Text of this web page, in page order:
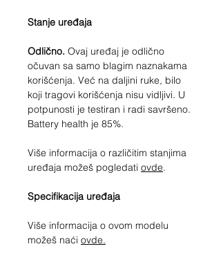
Stanje uređaja
Odlično. Ovaj uređaj je odlično
očuvan sa samo blagim naznakama
korišćenja. Već na daljini ruke, bilo
koji tragovi korišćenja nisu vidljivi. U
potpunosti je testiran i radi savršeno.
Battery health je 85%.
Više informacija o različitim stanjima
uređaja možeš pogledati ovde.
Specifikacija uređaja
Više informacija o ovom modelu
možeš naći ovde.